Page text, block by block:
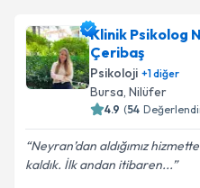
Klinik Psikolog
Çeribaş
Psikoloji +1diğer
Bursa, Nilüfer
4.9 (54
Neyran’dan aldığımız
kaldık. İlk andan itibaren...